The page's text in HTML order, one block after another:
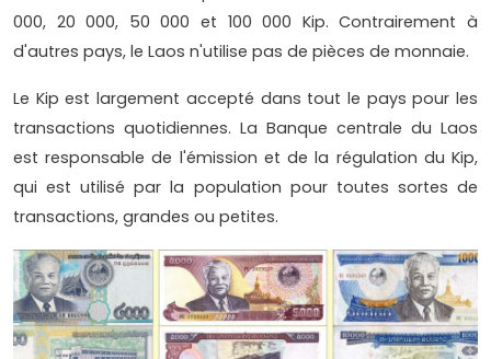
000, 20 000, 50 000 et 100 000 Kip. Contrairement à
d'autres pays, le Laos n'utilise pas de pièces de monnaie.
Le Kip est largement accepté dans tout le pays pour les
transactions quotidiennes. La Banque centrale du Laos
est responsable de l'émission et de la régulation du Kip,
qui est utilisé par la population pour toutes sortes de
transactions, grandes ou petites.